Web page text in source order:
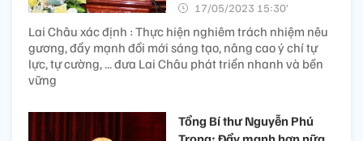
17/05/2023 15:30’
Lai Châu xác định : Thực hiện nghiêm trách nhiệm nêu
gương, đẩy mạnh đổi mới sáng tạo, nâng cao ý chí tự
lực, tự cường, ... đưa Lai Châu phát triển nhanh và bền
vững
Tổng Bí thư Nguyễn Phú